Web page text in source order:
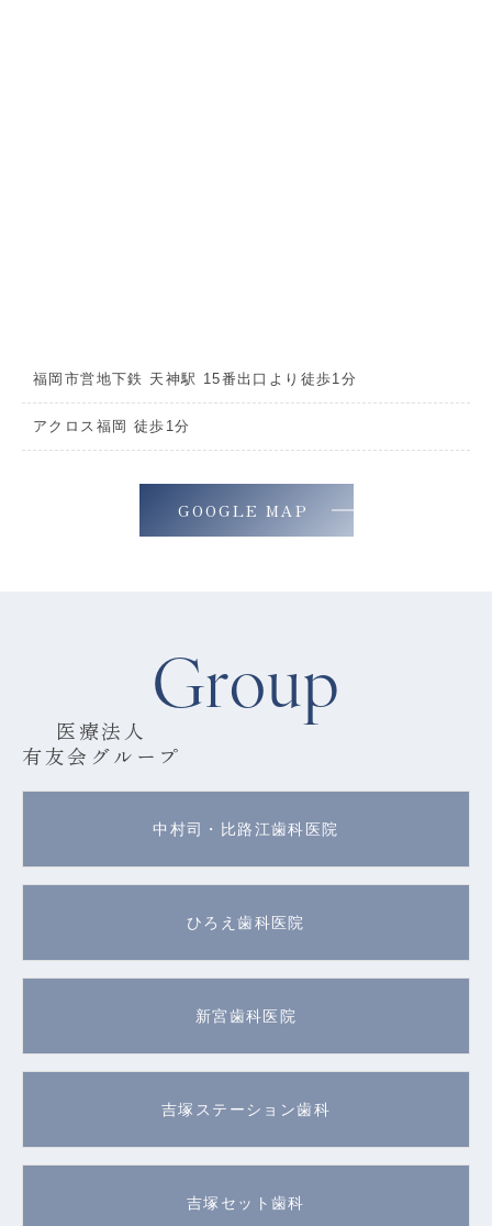
福岡市営地下鉄 天神駅 15番出口より徒歩1分
アクロス福岡 徒歩1分
GOOGLE MAP
Group
医療法人
有友会グループ
中村司・比路江歯科医院
ひろえ歯科医院
新宮歯科医院
吉塚ステーション歯科
吉塚セット歯科